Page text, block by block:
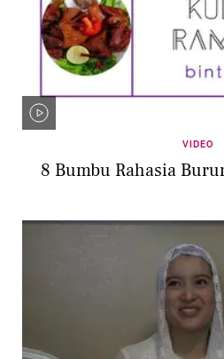
VIDEO
8 Bumbu Rahasia